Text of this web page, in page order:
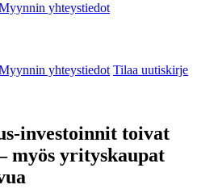
yhteystiedot
yhteystiedot Tilaa uutiskirje
investoinnit toivat
myös yrityskaupat